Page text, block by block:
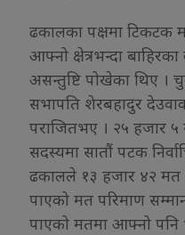
ढकालका पक्षमा टिकटक
आफ्नो क्षेत्रभन्दा
असन्तुष्टि पोखेका थिए ।
सभापति शेरबहादुर
पराजितभए । २५ हजार
सदस्यमा सातौं पटक
ढकालले १३ हजार ४२ मत
पाएको मत परिमाण
पाएको मतमा आफ्नो पनि